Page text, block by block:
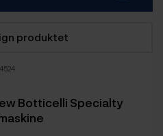
produktet
Botticelli Specialty